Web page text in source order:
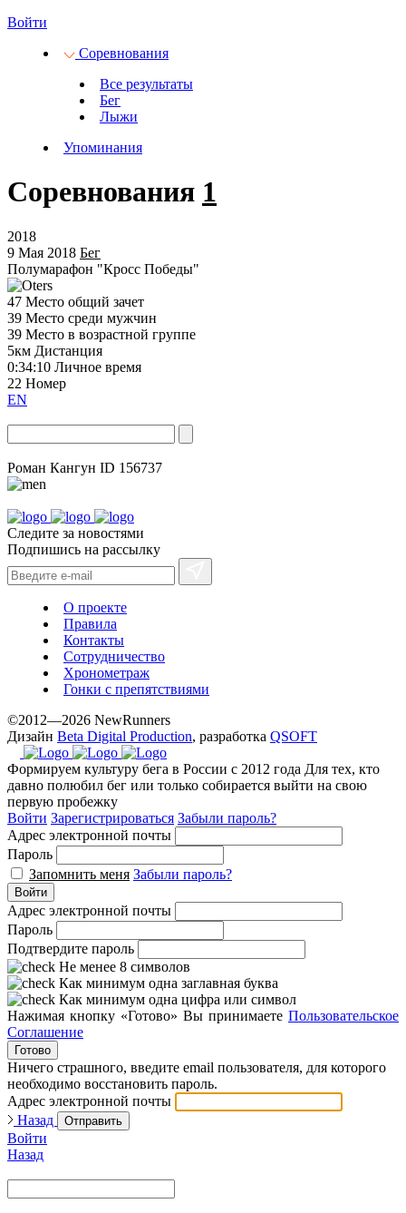
Войти
Соревнования
Все результаты
Бег
Лыжи
Упоминания
Соревнования 1
2018
9 Мая 2018 Бег
Полумарафон "Кросс Победы"
47 Место общий зачет
39 Место среди мужчин
39 Место в возрастной группе
5км Дистанция
0:34:10 Личное время
22 Номер
EN
Роман Кангун ID 156737
Следите за новостями
Подпишись на рассылку
О проекте
Правила
Контакты
Сотрудничество
Хронометраж
Гонки с препятствиями
©2012—2026 NewRunners
Дизайн Beta Digital Production, разработка QSOFT
Формируем культуру бега в России с 2012 года Для тех, кто
давно полюбил бег или только собирается выйти на свою
первую пробежку
Войти Зарегистрироваться Забыли пароль?
Адрес электронной почты
Пароль
Запомнить меня Забыли пароль?
Войти
Адрес электронной почты
Пароль
Подтвердите пароль
Не менее 8 символов
Как минимум одна заглавная буква
Как минимум одна цифра или символ
Нажимая кнопку «Готово» Вы принимаете Пользовательское
Соглашение
Готово
Ничего страшного, введите email пользователя, для которого
необходимо восстановить пароль.
Адрес электронной почты
Назад
Отправить
Войти
Назад